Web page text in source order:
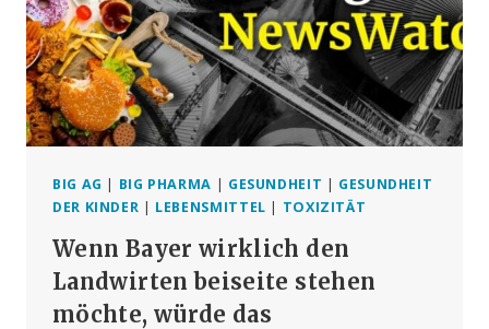
BIG AG | BIG PHARMA | GESUNDHEIT | GESUNDHEIT
DER KINDER | LEBENSMITTEL | TOXIZITÄT
Wenn Bayer wirklich den
Landwirten beiseite stehen
möchte, würde das